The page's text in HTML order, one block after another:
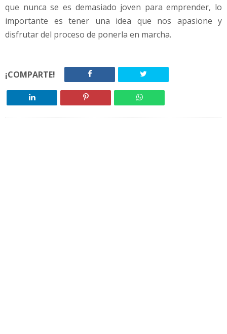
que nunca se es demasiado joven para emprender, lo
importante es tener una idea que nos apasione y
disfrutar del proceso de ponerla en marcha.
¡COMPARTE!